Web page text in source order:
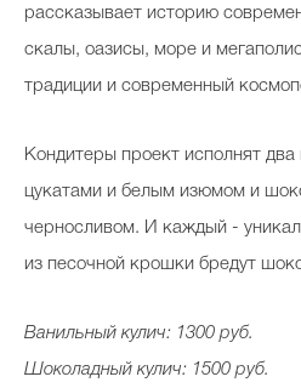
рассказывает историю
скалы, оазисы, море и
традиции и современный
Кондитеры проект исполнят
цукатами и белым изюмом и
черносливом. И каждый -
из песочной крошки бредут
Ванильный кулич: 1300 руб.
Шоколадный кулич: 1500 руб.